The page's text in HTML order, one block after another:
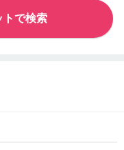
トで検索